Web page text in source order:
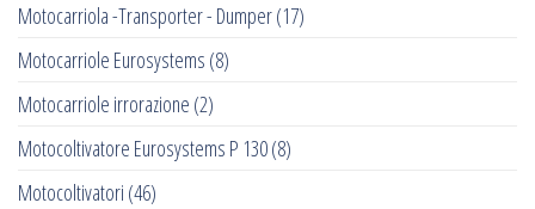
Motocarriola -Transporter - Dumper(17)
Motocarriole Eurosystems (8)
Motocarriole irrorazione (2)
Motocoltivatore Eurosystems P 130(8)
Motocoltivatori (46)